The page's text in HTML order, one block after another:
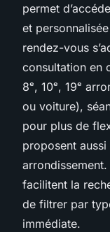
permet
et
rendez-vous
consultation en
8ᵉ, 10ᵉ, 19ᵉ
ou voiture),
pour plus de
proposent
facilitent la
de filtrer par
immédiate.